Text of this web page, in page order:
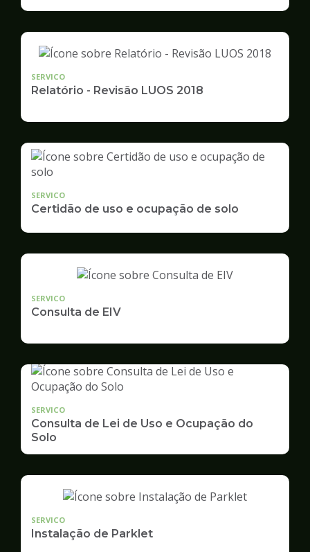
SERVICO
Relatório - Revisão LUOS 2018
SERVICO
Certidão de uso e ocupação de solo
SERVICO
Consulta de EIV
SERVICO
Consulta de Lei de Uso e Ocupação do
Solo
SERVICO
Instalação de Parklet